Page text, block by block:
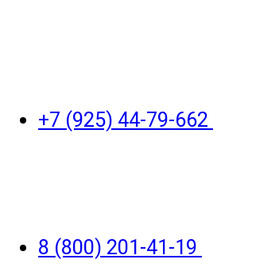
+7 (925) 44-79-662
8 (800) 201-41-19